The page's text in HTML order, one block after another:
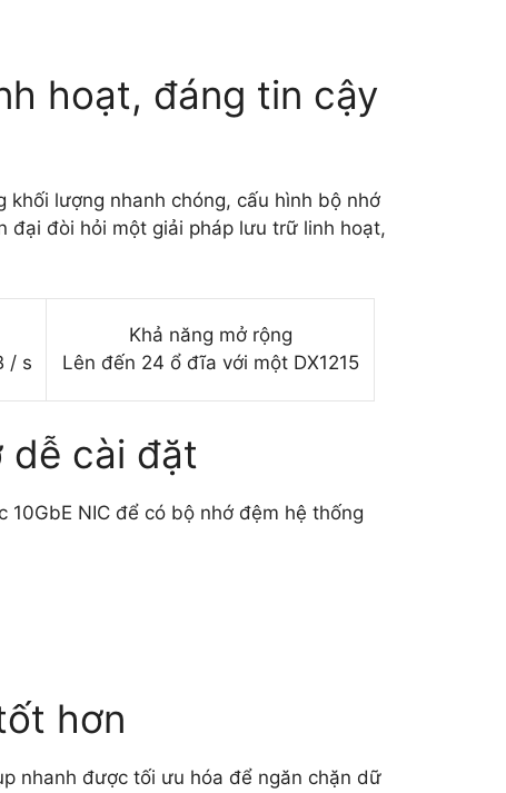
hoạt, đáng tin cậy
khối lượng nhanh chóng, cấu hình bộ nhớ
đại đòi hỏi một giải pháp lưu trữ linh hoạt,
/ s
Khả năng mở rộng
Lên đến 24 ổ đĩa với một DX1215
dễ cài đặt
NIC để có bộ nhớ đệm hệ thống
hơn
nhanh được tối ưu hóa để ngăn chặn dữ